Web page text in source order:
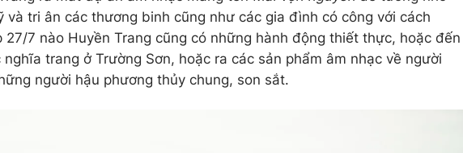
và tri ân các thương binh cũng như các gia đình có công với cách
27/7 nào Huyền Trang cũng có những hành động thiết thực, hoặc đến
trang ở Trường Sơn, hoặc ra các sản phẩm âm nhạc về người
người hậu phương thủy chung, son sắt.